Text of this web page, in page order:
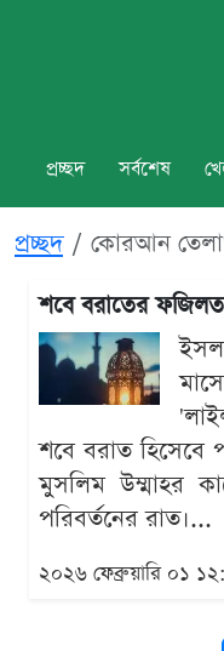
প্রচ্ছদ সর্বশেষ
প্রচ্ছদ কোরআন
শবে বরাতের
শবে বরাত হিসেবে
মুসলিম উম্মাহর
পরিবর্তনের রাত।...
২০২৬ ফেব্রুয়ারি ০১